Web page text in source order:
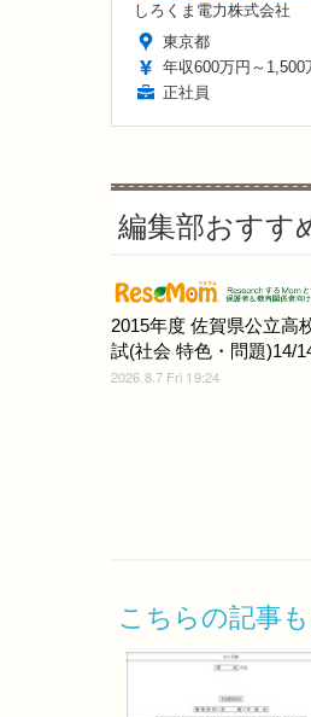
しろくま電力株式会社
東京都
年収600万円～1,500
正社員
編集部おすす
2015年度 佐賀県公立高
試(社会 特色・問題)14/
2026.8.7 Fri 19:24
こちらの記事